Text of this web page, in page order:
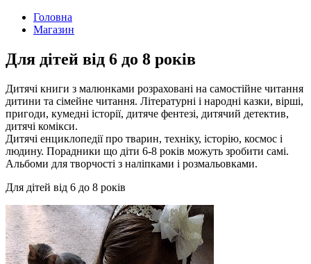
Головна
Магазин
Для дітей від 6 до 8 років
Дитячі книги з малюнками розраховані на самостійне читання
дитини та сімейне читання. Літературні і народні казки, вірші,
пригоди, кумедні історії, дитяче фентезі, дитячий детектив,
дитячі комікси.
Дитячі енциклопедії про тварин, техніку, історію, космос і
людину. Порадники що діти 6-8 років можуть зробити самі.
Альбоми для творчості з наліпками і розмальовками.
Для дітей від 6 до 8 років